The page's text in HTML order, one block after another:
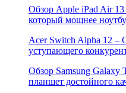
Обзор Apple iPad Air
который мощнее
Acer Switch Alpha 12 –
уступающего
Обзор Samsung
планшет достойного